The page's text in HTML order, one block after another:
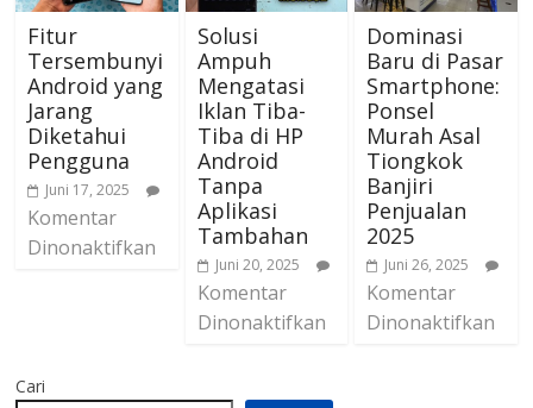
Fitur
Tersembunyi
Android yang
Jarang
Diketahui
Pengguna
Juni 17, 2025
Komentar
Dinonaktifkan
Solusi
Ampuh
Mengatasi
Iklan Tiba-
Tiba di HP
Android
Tanpa
Aplikasi
Tambahan
Juni 20, 2025
Komentar
Dinonaktifkan
Dominasi
Baru di Pasar
Smartphone:
Ponsel
Murah Asal
Tiongkok
Banjiri
Penjualan
2025
Juni 26, 2025
Komentar
Dinonaktifkan
Cari